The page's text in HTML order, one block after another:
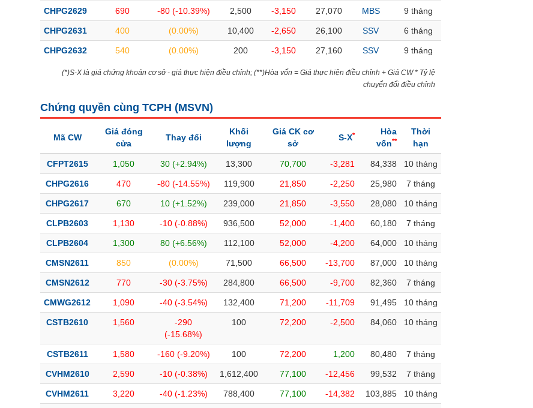
CHPG2629 690 -80 (-10.39%) 2,500 -3,150 27,070 MBS 9 tháng
CHPG2631 400 (0.00%) 10,400 -2,650 26,100 SSV 6 tháng
CHPG2632 540 (0.00%) 200 -3,150 27,160 SSV 9 tháng
(*)S-X là giá chứng khoán cơ sở - giá thực hiện điều chỉnh; (**)Hòa vốn = Giá thực hiện điều chỉnh + Giá CW * Tỷ lệ
chuyển đổi điều chỉnh
Chứng quyền cùng TCPH (MSVN)
Mã CW
Giá đóng
cửa
Thay đổi
Khối
lượng
Giá CK cơ
sở
S-X*
Hòa
vốn**
Thời
hạn
CFPT2615 1,050 30 (+2.94%) 13,300 70,700 -3,281 84,338 10 tháng
CHPG2616 470 -80 (-14.55%) 119,900 21,850 -2,250 25,980 7 tháng
CHPG2617 670 10 (+1.52%) 239,000 21,850 -3,550 28,080 10 tháng
CLPB2603 1,130 -10 (-0.88%) 936,500 52,000 -1,400 60,180 7 tháng
CLPB2604 1,300 80 (+6.56%) 112,100 52,000 -4,200 64,000 10 tháng
CMSN2611 850 (0.00%) 71,500 66,500 -13,700 87,000 10 tháng
CMSN2612 770 -30 (-3.75%) 284,800 66,500 -9,700 82,360 7 tháng
CMWG2612 1,090 -40 (-3.54%) 132,400 71,200 -11,709 91,495 10 tháng
CSTB2610 1,560
-290
(-15.68%)
100 72,200 -2,500 84,060 10 tháng
CSTB2611 1,580 -160 (-9.20%) 100 72,200 1,200 80,480 7 tháng
CVHM2610 2,590 -10 (-0.38%) 1,612,400 77,100 -12,456 99,532 7 tháng
CVHM2611 3,220 -40 (-1.23%) 788,400 77,100 -14,382 103,885 10 tháng